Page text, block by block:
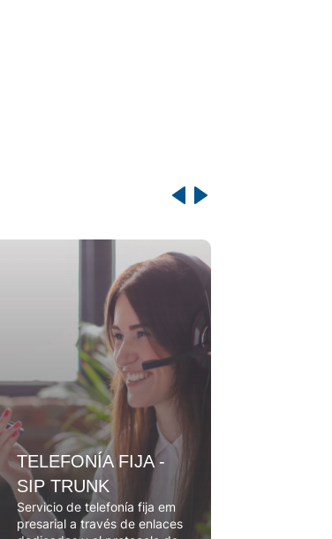
TELEFONÍA FIJA -
SIP TRUNK
Servicio de telefonía fija em
presarial a través de enlaces